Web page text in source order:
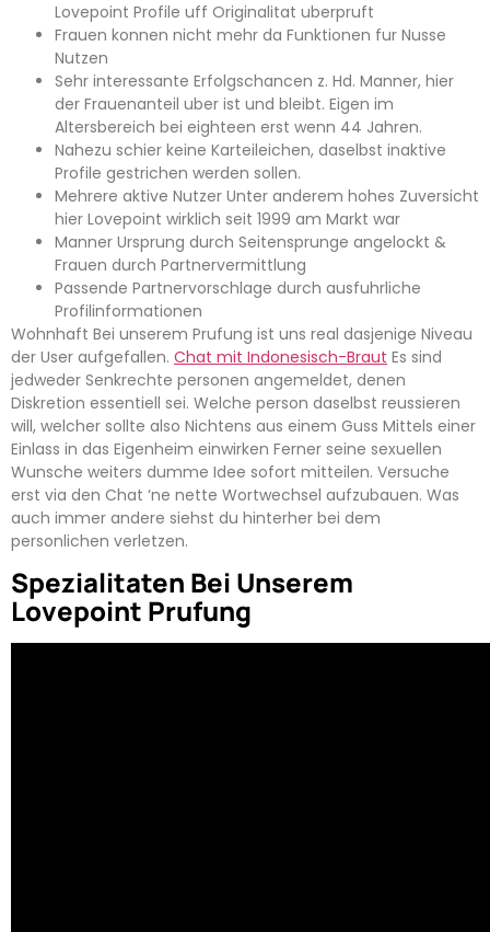
Lovepoint Profile uff Originalitat uberpruft
Frauen konnen nicht mehr da Funktionen fur Nusse
Nutzen
Sehr interessante Erfolgschancen z. Hd. Manner, hier
der Frauenanteil uber ist und bleibt. Eigen im
Altersbereich bei eighteen erst wenn 44 Jahren.
Nahezu schier keine Karteileichen, daselbst inaktive
Profile gestrichen werden sollen.
Mehrere aktive Nutzer Unter anderem hohes Zuversicht
hier Lovepoint wirklich seit 1999 am Markt war
Manner Ursprung durch Seitensprunge angelockt &
Frauen durch Partnervermittlung
Passende Partnervorschlage durch ausfuhrliche
Profilinformationen
Wohnhaft Bei unserem Prufung ist uns real dasjenige Niveau
der User aufgefallen. Chat mit Indonesisch-Braut Es sind
jedweder Senkrechte personen angemeldet, denen
Diskretion essentiell sei. Welche person daselbst reussieren
will, welcher sollte also Nichtens aus einem Guss Mittels einer
Einlass in das Eigenheim einwirken Ferner seine sexuellen
Wunsche weiters dumme Idee sofort mitteilen. Versuche
erst via den Chat ‘ne nette Wortwechsel aufzubauen. Was
auch immer andere siehst du hinterher bei dem
personlichen verletzen.
Spezialitaten Bei Unserem
Lovepoint Prufung